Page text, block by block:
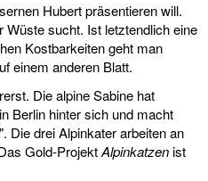
Hubert präsentieren will.
Wüste sucht. Ist letztendlich eine
Kostbarkeiten geht man
einem anderen Blatt.
Die alpine Sabine hat
Berlin hinter sich und macht
Die drei Alpinkater arbeiten an
Gold-ProjektAlpinkatzenist